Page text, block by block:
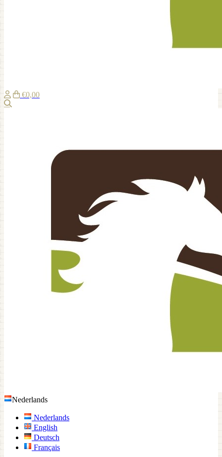
€0,00
Nederlands
Nederlands
English
Deutsch
Français